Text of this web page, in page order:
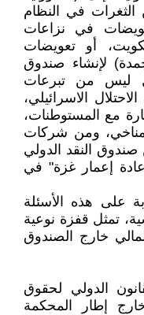
الثغرات في النظام
في نزاعات
أو تعويضات
لإنشاء صندوق
ليس من تبرعات
الاسرائيلي،
مع المستوطنات،
المناخي، ومن شركات
صندوق النقد الدولي
إعمار غزة" في
على هذه الأسئلة
تمثل قفزة نوعية
خارج الصندوق
الدولي لحقوق
إطار المحكمة